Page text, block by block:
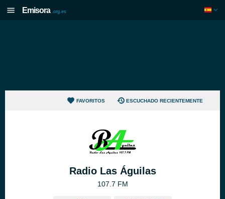
Emisora .org.es
FAVORITOS ESCUCHADO RECIENTEMENTE
Radio Las Águilas
107.7 FM